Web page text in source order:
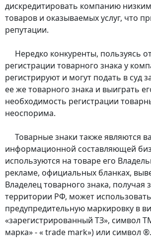
дискредитировать компанию
товаров и оказываемых услуг, что
репутации.
Нередко конкуренты, пользуясь
регистрации товарного знака у
регистрируют и могут подать в суд
ее же товарного знака и выиграть
необходимость регистрации
неоспорима.
Товарные знаки также являются
информационной составляющей
используются на товаре его
рекламе, официальных бланках,
Владелец товарного знака, получая
территории РФ, может
предупредительную маркировку в
«зарегистрированный ТЗ», символ
марка» - « trade mark») или символ ®.